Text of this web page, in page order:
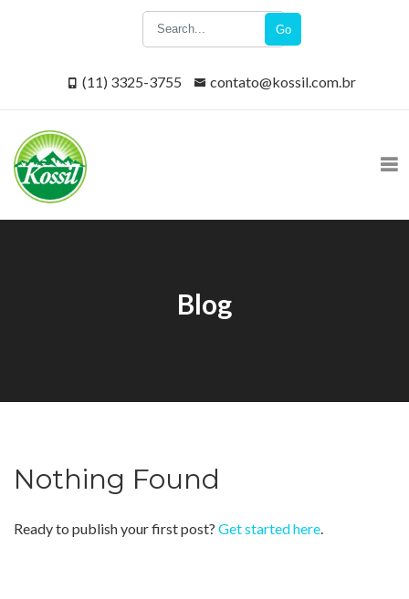
Go
(11) 3325-3755 contato@kossil.com.br
Blog
Nothing Found
Ready to publish your first post? Get started here.